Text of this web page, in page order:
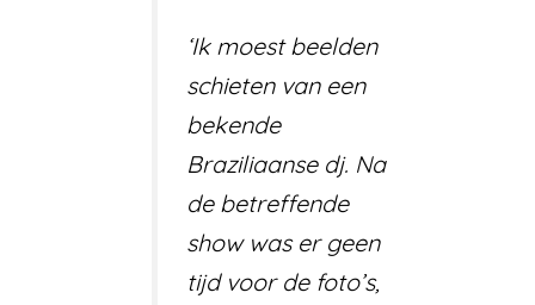
‘Ik moest beelden
schieten van een
bekende
Braziliaanse dj. Na
de betreffende
show was er geen
tijd voor de foto’s,